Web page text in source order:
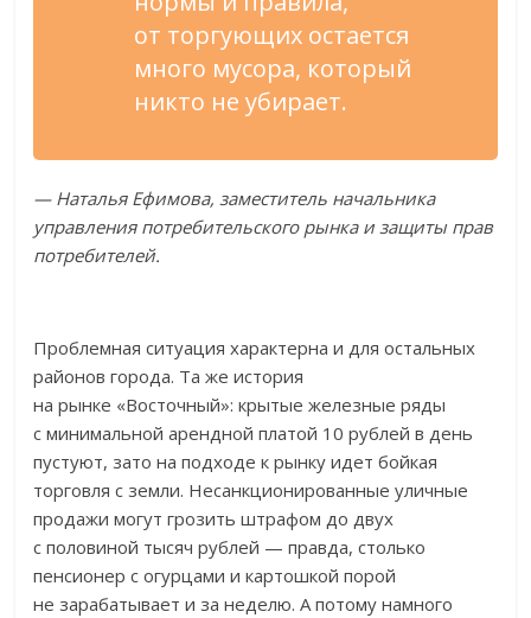
от торгующих остается
много мусора, который
никто не убирает.
— Наталья Ефимова, заместитель начальника
управления потребительского рынка и защиты прав
потребителей.
Проблемная ситуация характерна и для остальных
районов города. Та же история
на рынке «Восточный»: крытые железные ряды
с минимальной арендной платой 10 рублей в день
пустуют, зато на подходе к рынку идет бойкая
торговля с земли. Несанкционированные уличные
продажи могут грозить штрафом до двух
с половиной тысяч рублей — правда, столько
пенсионер с огурцами и картошкой порой
не зарабатывает и за неделю. А потому намного